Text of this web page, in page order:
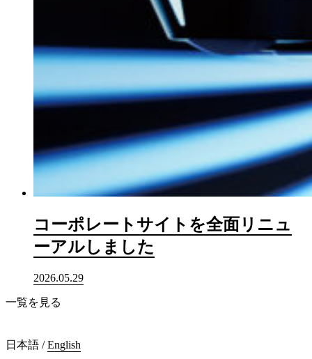
コーポレートサイトを全面リニュ
ーアルしました
2026.05.29
一覧を見る
日本語 / English